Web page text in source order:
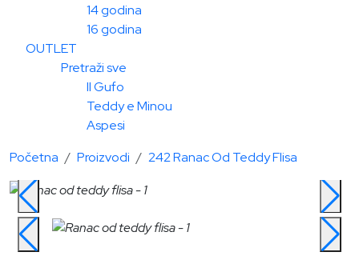
14 godina
16 godina
OUTLET
Pretraži sve
Il Gufo
Teddy e Minou
Aspesi
Početna
Proizvodi 242 Ranac Od Teddy Flisa